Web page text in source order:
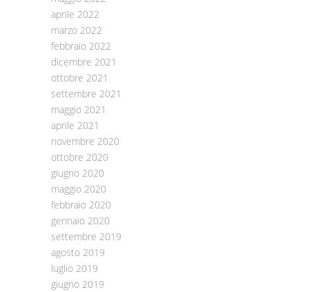
aprile 2022
marzo 2022
febbraio 2022
dicembre 2021
ottobre 2021
settembre 2021
maggio 2021
aprile 2021
novembre 2020
ottobre 2020
giugno 2020
maggio 2020
febbraio 2020
gennaio 2020
settembre 2019
agosto 2019
luglio 2019
giugno 2019